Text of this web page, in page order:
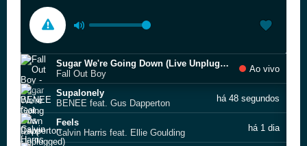
Sugar We're Going Down (Live Unplugged)
Fall Out Boy
Ao vivo
Supalonely
BENEE feat. Gus Dapperton
há 48 segundos
Feels
Calvin Harris feat. Ellie Goulding
há 1 dia